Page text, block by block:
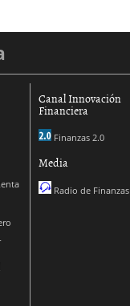
Canal Innovación
Financiera
Finanzas 2.0
Media
Radio de Finanzas